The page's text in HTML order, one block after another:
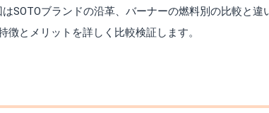
SOTOブランドの沿革、バーナーの燃料別の比較と違
徴とメリットを詳しく比較検証します。